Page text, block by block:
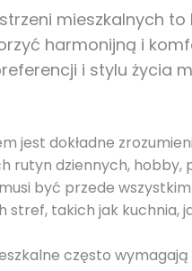
mieszkalnych
harmonijną i
i stylu życia
jest dokładne
rutyn dziennych,
być przede
takich jak
często